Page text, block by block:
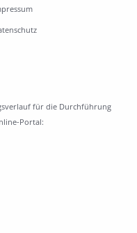
für die Durchführung
Portal: